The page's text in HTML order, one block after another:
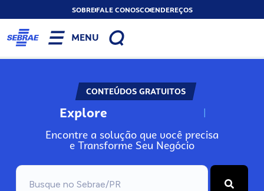
SOBREFALE CONOSCOENDEREÇOS
MENU
CONTEÚDOS GRATUITOS
Explore N
Encontre a solução que você precisa
e Transforme Seu Negócio